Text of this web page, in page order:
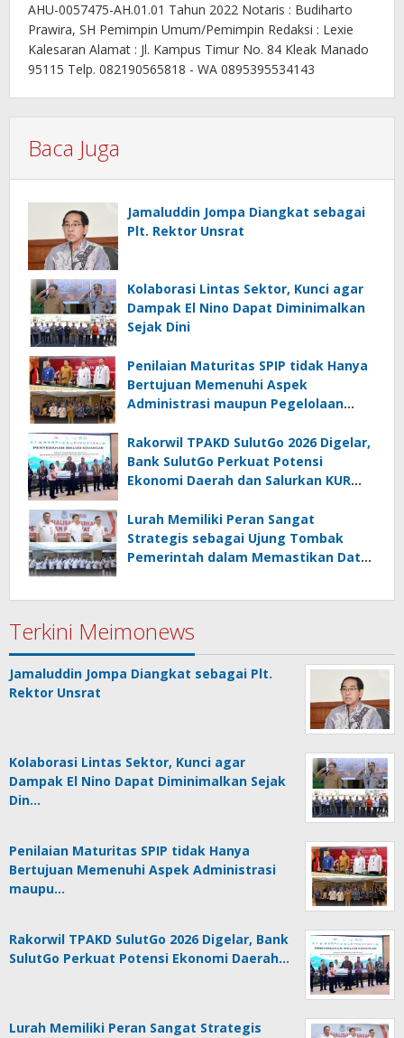
AHU-0057475-AH.01.01 Tahun 2022 Notaris : Budiharto
Prawira, SH Pemimpin Umum/Pemimpin Redaksi : Lexie
Kalesaran Alamat : Jl. Kampus Timur No. 84 Kleak Manado
95115 Telp. 082190565818 - WA 0895395534143
Baca Juga
Jamaluddin Jompa Diangkat sebagai
Plt. Rektor Unsrat
Kolaborasi Lintas Sektor, Kunci agar
Dampak El Nino Dapat Diminimalkan
Sejak Dini
Penilaian Maturitas SPIP tidak Hanya
Bertujuan Memenuhi Aspek
Administrasi maupun Pegelolaan
Rakorwil TPAKD SulutGo 2026 Digelar,
Bank SulutGo Perkuat Potensi
Ekonomi Daerah dan Salurkan KUR
Lurah Memiliki Peran Sangat
Strategis sebagai Ujung Tombak
Pemerintah dalam Memastikan Data
Terkini Meimonews
Jamaluddin Jompa Diangkat sebagai Plt.
Rektor Unsrat
Kolaborasi Lintas Sektor, Kunci agar
Dampak El Nino Dapat Diminimalkan Sejak
Din…
Penilaian Maturitas SPIP tidak Hanya
Bertujuan Memenuhi Aspek Administrasi
maupu…
Rakorwil TPAKD SulutGo 2026 Digelar, Bank
SulutGo Perkuat Potensi Ekonomi Daerah…
Lurah Memiliki Peran Sangat Strategis